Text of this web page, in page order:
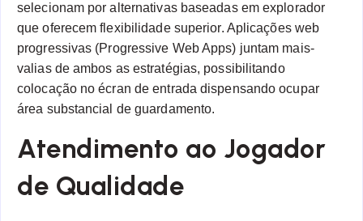
selecionam por alternativas baseadas em explorador
que oferecem flexibilidade superior. Aplicações web
progressivas (Progressive Web Apps) juntam mais-
valias de ambos as estratégias, possibilitando
colocação no écran de entrada dispensando ocupar
área substancial de guardamento.
Atendimento ao Jogador
de Qualidade